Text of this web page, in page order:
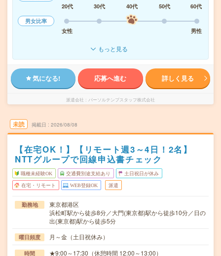
20代
30代 40代 50代
60代
男女比率
女性
男性
もっと見る
気になる! 応募へ進む 詳しく見る
派遣会社 パーソルテンプスタッフ株式会社
未読 掲載日 2026/08/08
【在宅OK！】【リモート週3～4日！2名】
NTTグループで回線申込書チェック
職種未経験OK 交通費別途支給あり 土日祝日が休み
在宅・リモート WEB登録OK 派遣
勤務地
東京都港区
浜松町駅から徒歩8分／大門(東京都)駅から徒歩10分／日の
出(東京都)駅から徒歩5分
曜日頻度 月～金（土日祝休み）
時間 ★9:00～17:30（休憩時間 12:00～13:00）